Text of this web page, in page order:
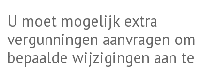
U moet mogelijk extra
vergunningen aanvragen om
bepaalde wijzigingen aan te